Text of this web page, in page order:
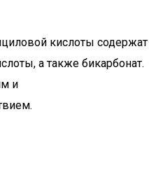
кислоты содержат
а также бикарбонат.
и